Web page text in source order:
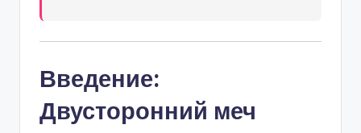
it
Введение:
Двусторонний меч